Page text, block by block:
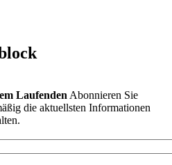
Laufenden Abonnieren Sie
die aktuellsten Informationen